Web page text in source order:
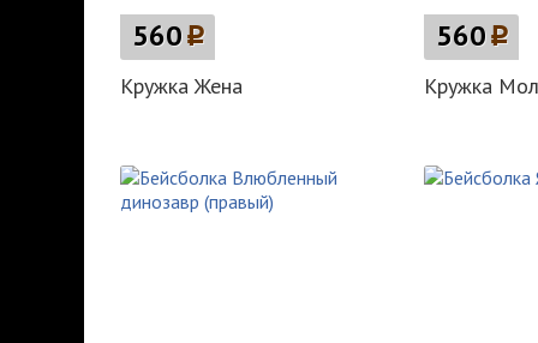
560p
Кружка Жена
560p
Кружка